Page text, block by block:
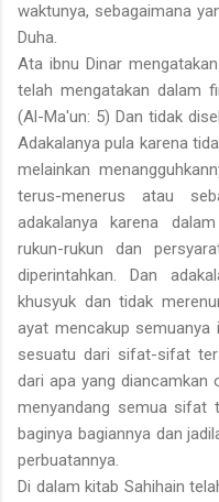
waktunya, sebagaimana
Duha.
Ata ibnu Dinar
telah mengatakan dalam
(Al-Ma'un: 5) Dan tidak
Adakalanya pula karena
melainkan
terus-menerus atau
adakalanya karena
rukun-rukun dan
diperintahkan. Dan
khusyuk dan tidak
ayat mencakup semuanya
sesuatu dari sifat-sifat
dari apa yang diancamkan
menyandang semua sifat
baginya bagiannya dan
perbuatannya.
Di dalam kitab Sahihain